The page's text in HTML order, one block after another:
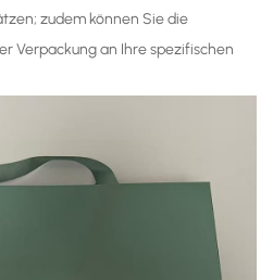
zudem können Sie die
Verpackung an Ihre spezifischen